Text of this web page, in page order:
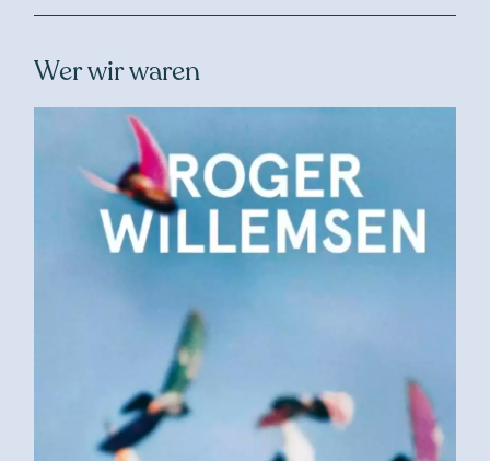
Wer wir waren